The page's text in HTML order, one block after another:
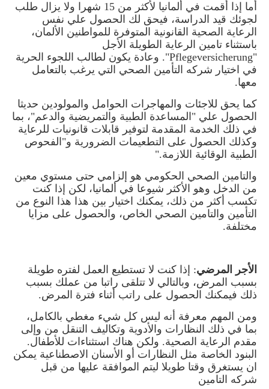
أما إذا أقمت في ألمانيا لأكثر من 15 شهرا ولا يزال طلب
لجوئك قيد الدراسة، فيحق لك الحصول علي نفس
الرعاية الصحية القانونية المتوفرة للمواطنين الألمان،
باستثناء تامين الرعاية الطويلة الأجل
"
Pflegeversicherung". وعادة يكون لطالب اللجوء الحرية
في اختيار شركه التأمين الصحي التي يرغب بالتعامل
معها.
كما يحق للاجئات والمهاجرات الحوامل والمولودين حديثا
الحصول علي "المساعدة الطبية والتمريضية والدعم"، بما
في ذلك الخدمة المقدمة لتوفير قابلات قانونيات للرعاية
وكذلك الحصول على التطعيمات الضرورية و"الفحوص
الطبية الوقائية اللازمة".
و التامين الصحي الحكومي هو إلزامي حتى مستوي معين
من الدخل وهو الأكثر شيوعا في ألمانيا، لكن إذا كنت
تكسب أكثر من ذلك، يمكنك اختيار بين هذا هذا النوع من
التأمين والتامين الصحي الخاص، والحصول على مزايا
مختلفة.
الأجر المرضي: إذا كنت لا تستطيع العمل لفتره طويلة
بسبب المرض، وبالتالي لا تتلقى راتبا من عملك بسبب
ذلك فيمكنك الحصول على راتب أثناء فترة المرض.
ومن المهم معرفة أنه ليس كل شيء مغطي بالكامل،
بما في ذلك النظارات والأدوية وتكاليف التنقل من وإلى
مقدم الرعاية الصحية. ولكن هناك استثناءات للأطفال.
البنود الخاصة مثل النظارات أو الأسنان الاصطناعية يمكن
ان يستغرق وقتا طويلا ليتم الموافقة عليها من قبل
شركه التامين